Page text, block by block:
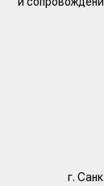
г.